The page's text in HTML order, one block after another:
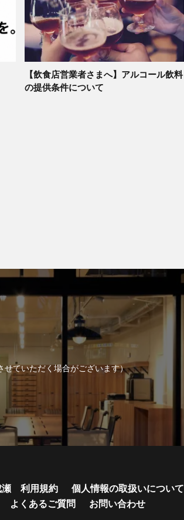
【飲食店営業者さまへ】アルコール飲料
の提供条件について
ていただく場合がございます）
瀬 利用規約 個人情報の取扱いについて
よくあるご質問 お問い合わせ